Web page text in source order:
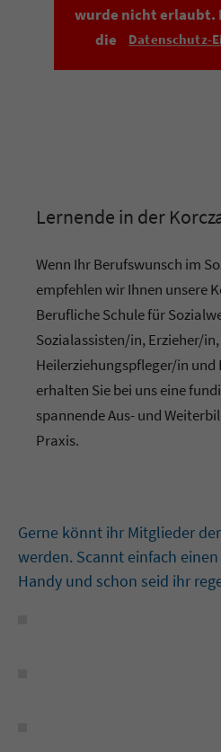
wurde nicht erlaubt.
die
Datenschutz-
Lernende in der
Wenn Ihr Berufswunsch im
empfehlen wir Ihnen unsere
Berufliche Schule für
Sozialassisten/in, Erzieher/in,
Heilerziehungspfleger/in
erhalten Sie bei uns eine
spannende Aus- und
Praxis.
Gerne könnt ihr Mitglieder
werden. Scannt einfach
Handy und schon seid ihr